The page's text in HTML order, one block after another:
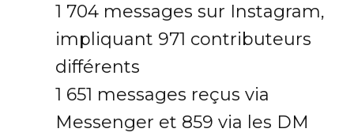
1 704 messages sur Instagram,
impliquant 971 contributeurs
différents
1 651 messages reçus via
Messenger et 859 via les DM